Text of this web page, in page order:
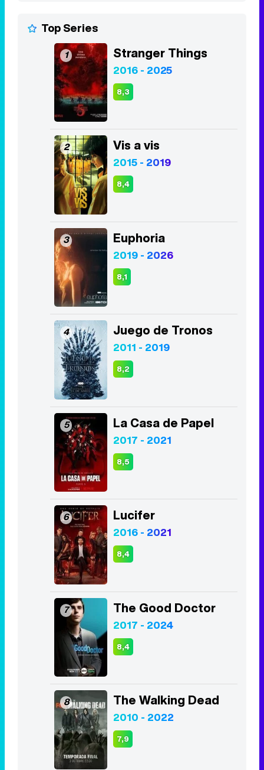
2 Vis a vis
2015 - 2019
8,4
3 Euphoria
2019 - 2026
8,1
4 Juego de Tronos
2011 - 2019
8,2
5 La Casa de Papel
2017 - 2021
8,5
6 Lucifer
2016 - 2021
8,4
7 The Good Doctor
2017 - 2024
8,4
8 The Walking Dead
2010 - 2022
7,9
9 Los Bridgerton
2020 - Act
8,2